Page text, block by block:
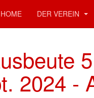
HOME DER VEREIN
2024 -